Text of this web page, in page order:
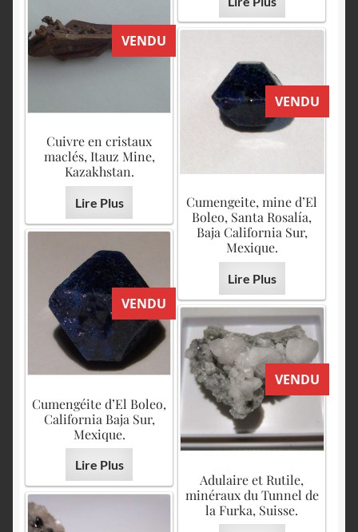
VENDU
Cuivre en cristaux
maclés, Itauz Mine,
Kazakhstan.
Lire Plus
VENDU
Cumengeite, mine d’El
Boleo, Santa Rosalía,
Baja California Sur,
Mexique.
Lire Plus
VENDU
Cumengéite d’El Boleo,
California Baja Sur,
Mexique.
Lire Plus
VENDU
Adulaire et Rutile,
minéraux du Tunnel de
la Furka, Suisse.